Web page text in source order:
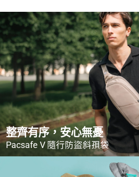
整齊有序，安心無憂
Pacsafe V 隨行防盜斜孭袋